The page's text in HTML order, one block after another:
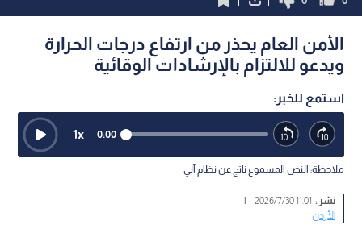
الأمن العام يحذر من ارتفاع درجات الحرارة
ويدعو للالتزام بالإرشادات الوقائية
استمع للخبر:
0:00
1x
ملاحظة: النص المسموع ناتج عن نظام آلي
نشر : 11:01 2026/7/30
|
الأردن